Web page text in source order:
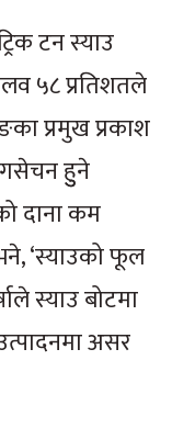
टन स्याउ
५८ प्रतिशतले
प्रमुख प्रकाश
हुुने
दाना कम
‘स्याउको फूल
स्याउ बोटमा
असर